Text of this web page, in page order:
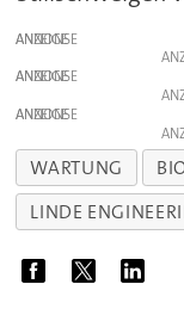
ANZEIGE
ANZEIGE
ANZEIGE
WARTUNG
LINDE